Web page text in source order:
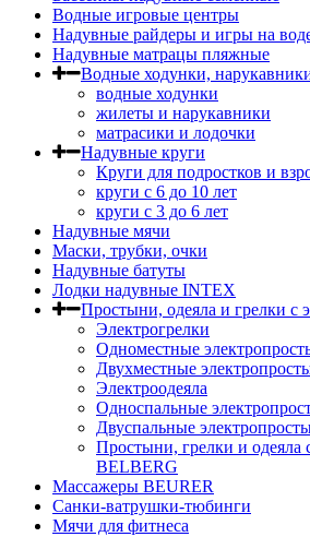
Водные игровые центры
Надувные райдеры и игры на
Надувные матрацы пляжные
Водные ходунки,
водные ходунки
жилеты и нарукавники
матрасики и лодочки
Надувные круги
Круги для подростков и
круги с 6 до 10 лет
круги c 3 до 6 лет
Надувные мячи
Маски, трубки, очки
Надувные батуты
Лодки надувные INTEX
Простыни, одеяла и грелки с
Электрогрелки
Одноместные
Двухместные
Электроодеяла
Односпальные
Двуспальные
Простыни, грелки и одеяла
BELBERG
Массажеры BEURER
Санки-ватрушки-тюбинги
Мячи для фитнеса